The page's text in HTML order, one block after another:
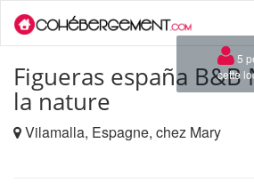
Figueras españa B&B
la nature
Vilamalla, Espagne, chez Mary
5
cette